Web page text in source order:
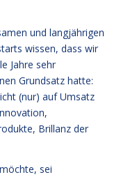
und langjährigen
wissen, dass wir
Jahre sehr
Grundsatz hatte:
(nur) auf Umsatz
Brillanz der
sei